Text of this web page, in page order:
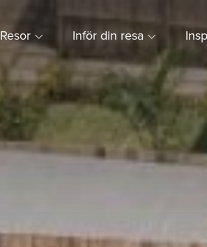
Resor Inför din resa